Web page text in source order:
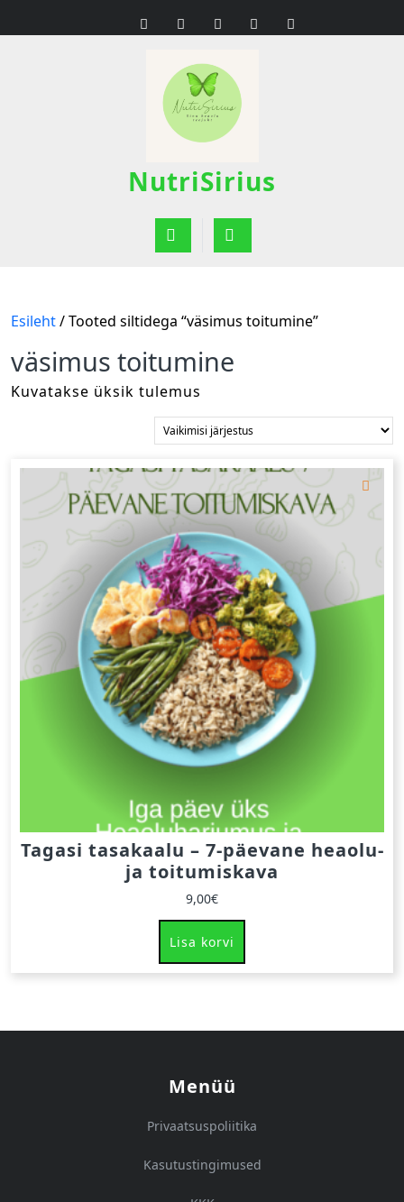
to
NutriSirius
Open
Esileht/ Tooted siltidega “väsimus toitumine”
väsimus toitumine
Kuvatakse üksik tulemus
Tagasi tasakaalu – 7-päevane heaolu-
ja toitumiskava
9,00€
Lisa korvi
Menüü
Privaatsuspoliitika
Kasutustingimused